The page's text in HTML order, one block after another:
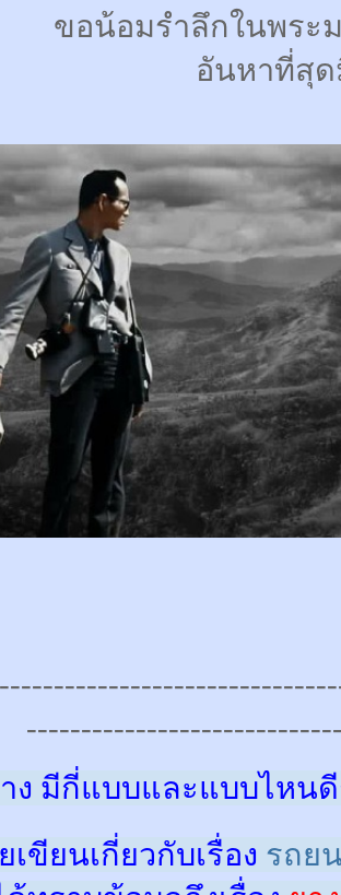
ขอน้อมรำลึกในพร
อันหาที่สุ
ง มีกี่แบบและแบบไหน
เขียนเกี่ยวกับเรื่อง รถย